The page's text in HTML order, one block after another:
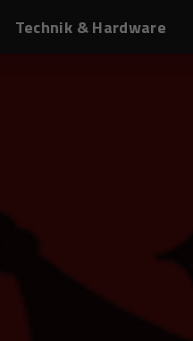
Technik & Hardware